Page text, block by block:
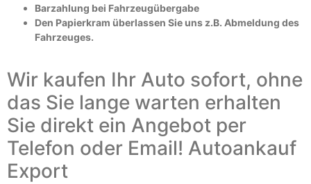
Barzahlung bei Fahrzeugübergabe
Den Papierkram überlassen Sie uns z.B. Abmeldung des
Fahrzeuges.
Wir kaufen Ihr Auto sofort, ohne
das Sie lange warten erhalten
Sie direkt ein Angebot per
Telefon oder Email! Autoankauf
Export